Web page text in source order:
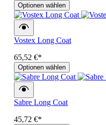
Optionen wählen
Vostex Long Coat
65,52 €*
Optionen wählen
Sabre Long Coat
45,72 €*